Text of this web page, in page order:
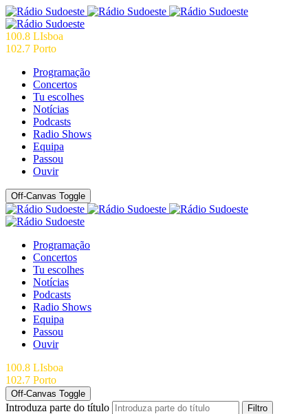
100.8 LIsboa
102.7 Porto
Programação
Concertos
Tu escolhes
Notícias
Podcasts
Radio Shows
Equipa
Passou
Ouvir
Off-Canvas Toggle
Programação
Concertos
Tu escolhes
Notícias
Podcasts
Radio Shows
Equipa
Passou
Ouvir
100.8 LIsboa
102.7 Porto
Off-Canvas Toggle
Introduza parte do título
Filtro